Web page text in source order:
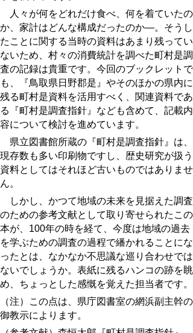
人々が何をどれだけ食べ、何を着ていたの
か、家計はどんな構成だったのか―。そうし
たことに関する当時の資料はあまり残ってい
ないため、村々の消費統計を調べた町村是調
査の記録は貴重です。今回のブックレットで
も、『鳥取県日野郡是』やそのほかの県内に
残る町村是資料を活用すべく、関連資料であ
る『町村是調査指針』なども含めて、記載内
容について検討を進めています。
県立図書館所蔵の『町村是調査指針』は、
現存数も多い印刷物ですし、歴史研究が扱う
資料としてはそれほど古いものではありませ
ん。
しかし、かつて地域の未来を見据えた調査
のための参考文献として取り寄せられたこの
本が、100年の時を経て、今度は地域の過去
を学ぶための調査の過程で繙かれることにな
ったとは、なかなか不思議な巡り合わせでは
ないでしょうか。表紙に残るハンコの跡を眺
め、ちょっとした感慨を覚えた担当者です。
（注）この点は、県庁図書室の網浜副主幹の
御教示によります。